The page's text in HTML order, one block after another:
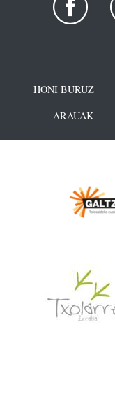
HONI BURUZ
ARAUAK